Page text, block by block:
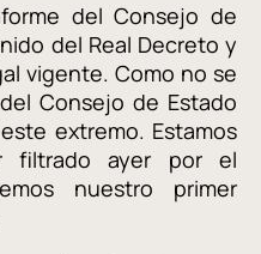
del Consejo de
del Real Decreto y
vigente. Como no se
Consejo de Estado
extremo. Estamos
filtrado ayer por el
nuestro primer